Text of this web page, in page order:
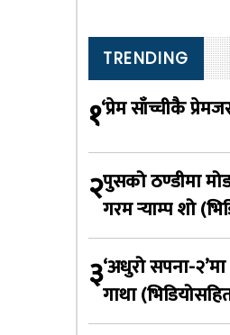
TRENDING
१‘प्रेम साँच्चीकै
२पुसको ठण्डीमा
गरम र्‍याम्प शो
३‘अधुरो सपना-
गाथा